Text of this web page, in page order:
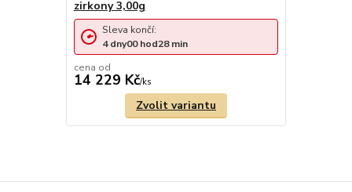
zirkony 3,00g
cena od
14 229 Kč/ks
Sleva končí:
4 dny00hod28min
Zvolit variantu